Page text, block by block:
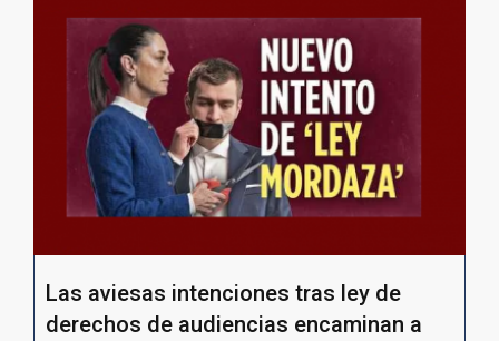
Las aviesas intenciones tras ley de
derechos de audiencias encaminan a